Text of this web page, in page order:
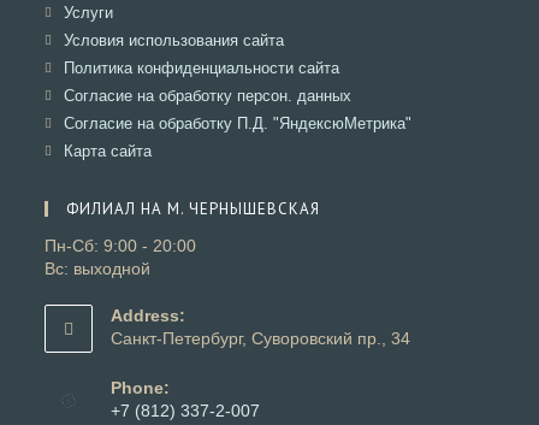
вкладке
УслугиОткроется
в
вкладке
Условия использования сайтаОткроется
в
вкладке
Политика конфиденциальности сайтаОткроется
в
вкладке
Согласие на обработку персон. данных
в
Согласие на обработку П.Д. "ЯндексюМетрика"
Карта сайтаОткроется
вкладке
ФИЛИАЛ НА М. ЧЕРНЫШЕВСКАЯ
Пн-Сб: 9:00 - 20:00
Вс: выходной
Address:
Санкт-Петербург, Суворовский пр., 34
Phone:
+7 (812) 337-2-007